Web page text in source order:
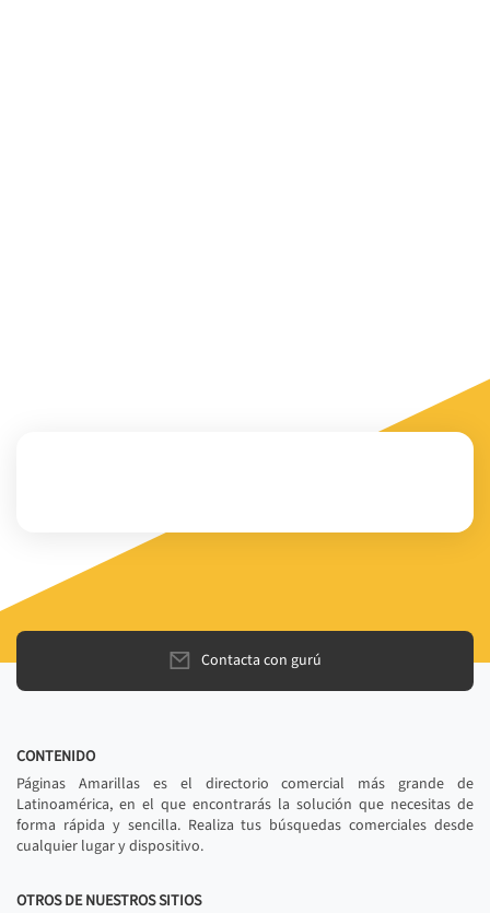
Contacta con gurú
CONTENIDO
Páginas Amarillas es el directorio comercial más grande de
Latinoamérica, en el que encontrarás la solución que necesitas de
forma rápida y sencilla. Realiza tus búsquedas comerciales desde
cualquier lugar y dispositivo.
OTROS DE NUESTROS SITIOS